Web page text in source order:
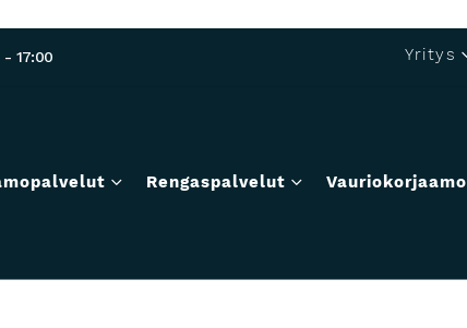
- 17:00 Yritys
Rengaspalvelut Vauriokorjaamo